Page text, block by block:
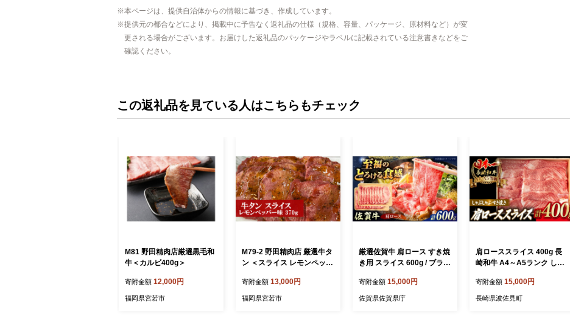
本ページは、提供自治体からの情報に基づき、作成しています。
提供元の都合などにより、掲載中に予告なく返礼品の仕様（規格、容量、パッケージ、原材料など）が変
更される場合がございます。お届けした返礼品のパッケージやラベルに記載されている注意書きなどをご
確認ください。
この返礼品を見ている人はこちらもチェック
M81 野田精肉店厳選黒毛和
牛＜カルビ400g＞
寄附金額 12,000円
福岡県宮若市
M79-2 野田精肉店 厳選牛タ
ン ＜スライス レモンペッパ
寄附金額 13,000円
福岡県宮若市
厳選佐賀牛 肩ロース すき焼
き用 スライス 600g / ブラン
/ 有限会社片岡精肉店 [41AE
AC017]
寄附金額 15,000円
佐賀県佐賀県庁
肩ローススライス 400g 長
崎和牛 A4～A5ランク しゃ
肉店】 [VF94]
寄附金額 15,000円
長崎県波佐見町